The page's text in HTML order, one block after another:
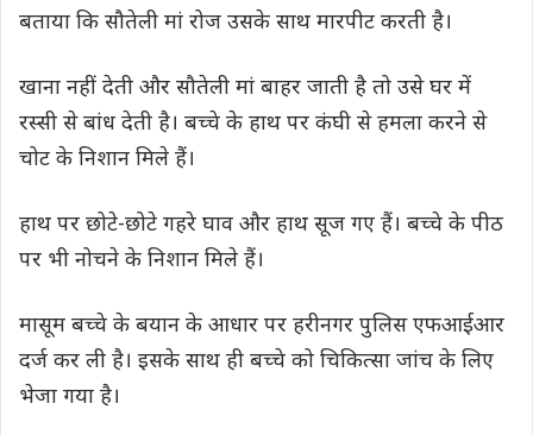
बताया कि सौतेली मां रोज उसके साथ मारपीट करती है।
खाना नहीं देती और सौतेली मां बाहर जाती है तो उसे घर में
रस्सी से बांध देती है। बच्चे के हाथ पर कंघी से हमला करने से
चोट के निशान मिले हैं।
हाथ पर छोटे-छोटे गहरे घाव और हाथ सूज गए हैं। बच्चे के पीठ
पर भी नोचने के निशान मिले हैं।
मासूम बच्चे के बयान के आधार पर हरीनगर पुलिस एफआईआर
दर्ज कर ली है। इसके साथ ही बच्चे को चिकित्सा जांच के लिए
भेजा गया है।